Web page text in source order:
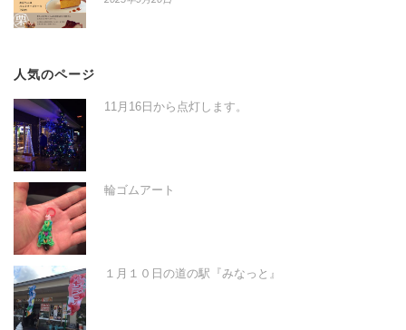
人気のページ
11月16日から点灯します。
輪ゴムアート
１月１０日の道の駅『みなっと』